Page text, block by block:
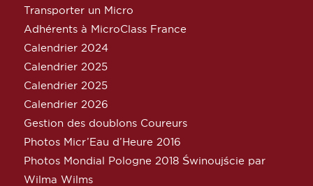
Transporter un Micro
Adhérents à MicroClass France
Calendrier 2024
Calendrier 2025
Calendrier 2025
Calendrier 2026
Gestion des doublons Coureurs
Photos Micr’Eau d’Heure 2016
Photos Mondial Pologne 2018 Świnoujście par
Wilma Wilms